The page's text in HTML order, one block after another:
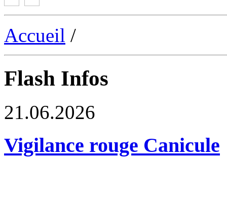
Accueil /
Flash Infos
21.06.2026
Vigilance rouge Canicule